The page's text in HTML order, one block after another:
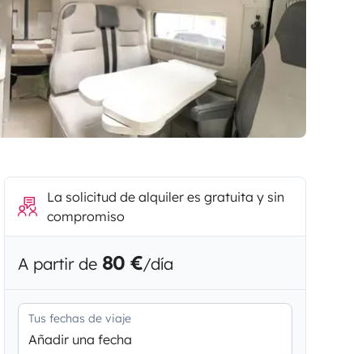
La solicitud de alquiler es gratuita y sin
compromiso
A partir de 80 €/día
Tus fechas de viaje
Añadir una fecha